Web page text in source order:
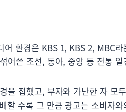
환경은 KBS 1, KBS 2, MBC
어쓴 조선, 동아, 중앙 등 전통
을 접했고, 부자와 가난한 자 모
수록 그 만큼 광고는 소비자